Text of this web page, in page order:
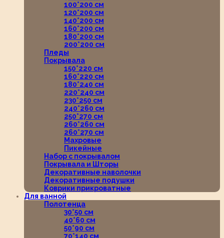
100*200 см
120*200 см
140*200 см
160*200 см
180*200 см
200*200 см
Пледы
Покрывала
150*220 см
160*220 см
180*240 см
220*240 см
230*250 см
240*260 см
250*270 см
260*260 см
260*270 см
Махровые
Пикейные
Набор с покрывалом
Покрывала и Шторы
Декоративные наволочки
Декоративные подушки
Коврики прикроватные
Для ванной
Полотенца
30*50 см
40*60 см
50*90 см
70*140 см